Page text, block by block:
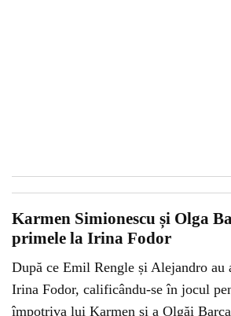
Karmen Simionescu și Olga
primele la Irina Fodor
După ce Emil Rengle și Alejandro
Irina Fodor, calificându-se în jocul
împotriva lui Karmen și a Olgăi